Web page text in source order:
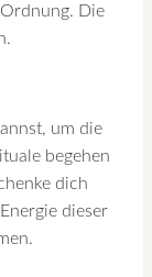
Die
um die
begehen
dich
dieser